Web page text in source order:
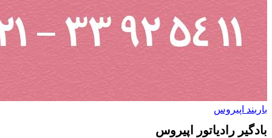
باربند اپیروس
بادگیر رادیاتور اپیروس